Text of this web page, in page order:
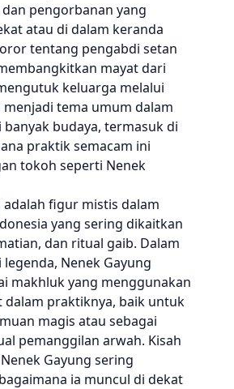
pengorbanan yang
atau di dalam keranda
tentang pengabdi setan
mayat dari
keluarga melalui
tema umum dalam
budaya, termasuk di
praktik semacam ini
tokoh seperti Nenek
adalah figur mistis dalam
yang sering dikaitkan
dan ritual gaib. Dalam
Nenek Gayung
makhluk yang menggunakan
dalam praktiknya, baik untuk
magis atau sebagai
pemanggilan arwah. Kisah
Gayung sering
ia muncul di dekat